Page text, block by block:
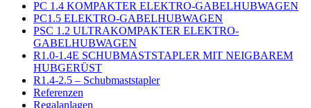
PC 1.4 KOMPAKTER ELEKTRO-GABELHUBWAGEN
PC1.5 ELEKTRO-GABELHUBWAGEN
PSC 1.2 ULTRAKOMPAKTER ELEKTRO-
GABELHUBWAGEN
R1.0-1.4E SCHUBMASTSTAPLER MIT NEIGBAREM
HUBGERÜST
R1.4-2.5 – Schubmaststapler
Referenzen
Regalanlagen